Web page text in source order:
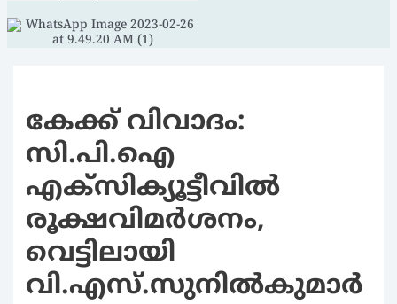
കേക്ക് വിവാദം:
സി.പി.ഐ
എക്‌സിക്യൂട്ടീവില്‍
രൂക്ഷവിമര്‍ശനം,
വെട്ടിലായി
വി.എസ്.സുനില്‍കുമാര്‍